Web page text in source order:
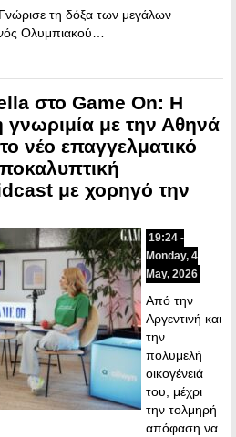
τη δόξα των μεγάλων
Ολυμπιακού…
στο Game On: Η
με την Αθηνά
νέο επαγγελματικό
με χορηγό την
19:24 -
Monday, 4
May, 2026
Από την
Αργεντινή και
την
πολυμελή
οικογένειά
του, μέχρι
την τολμηρή
απόφαση να